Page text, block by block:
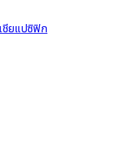
ชียแปซิฟิก